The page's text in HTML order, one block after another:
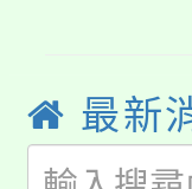
版
公告
代理
「
最新